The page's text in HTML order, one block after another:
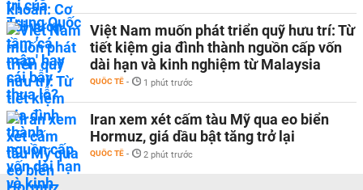
Việt Nam muốn phát triển quỹ hưu trí: Từ
tiết kiệm gia đình thành nguồn cấp vốn
dài hạn và kinh nghiệm từ Malaysia
QUỐC TẾ - 1 phút trước
Iran xem xét cấm tàu Mỹ qua eo biển
Hormuz, giá dầu bật tăng trở lại
QUỐC TẾ - 2 phút trước